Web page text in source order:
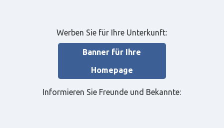
Werben Sie für Ihre Unterkunft:
Banner für Ihre
Homepage
Informieren Sie Freunde und Bekannte: